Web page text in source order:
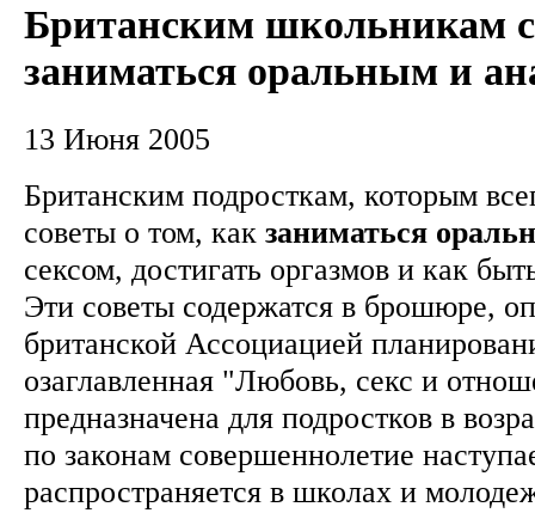
Британским школьникам
заниматься оральным и
13 Июня 2005
Британским подросткам, которым
советы о том, как заниматься
сексом, достигать оргазмов и как
Эти советы содержатся в брошюре,
британской Ассоциацией
озаглавленная "Любовь, секс и
предназначена для подростков в
по законам совершеннолетие
распространяется в школах и